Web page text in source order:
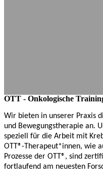
OTT - Onkologische
Wir bieten in unserer Praxis
und Bewegungstherapie an.
speziell für die Arbeit mit
OTT®-Therapeut*innen, wie
Prozesse der OTT®, sind
fortlaufend am neuesten